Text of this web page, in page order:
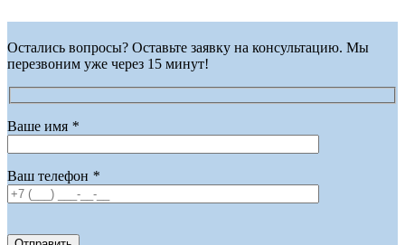
Остались вопросы? Оставьте заявку на консультацию. Мы
перезвоним уже через 15 минут!
Ваше имя *
Ваш телефон *